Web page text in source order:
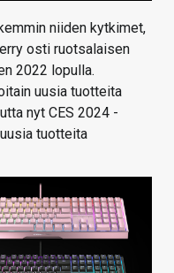
niiden kytkimet,
osti ruotsalaisen
2022 lopulla.
uusia tuotteita
nyt CES 2024 -
tuotteita